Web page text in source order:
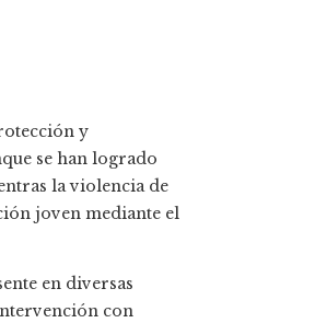
y
se han logrado
la violencia de
joven mediante el
en diversas
con